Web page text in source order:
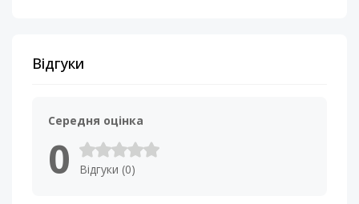
Відгуки
Середня оцінка
0 Відгуки (0)